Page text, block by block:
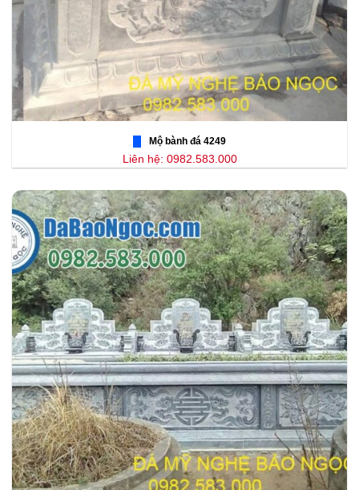
Mộ bành đá 4249
Liên hệ: 0982.583.000